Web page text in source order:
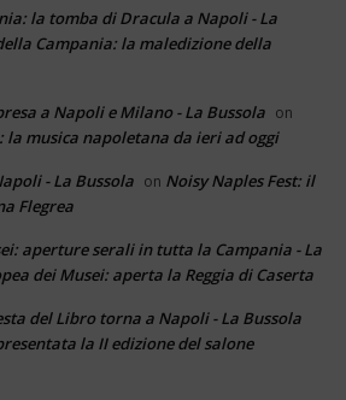
la tomba di Dracula a Napoli - La
Campania: la maledizione della
a Napoli e Milano - La Bussola on
la musica napoletana da ieri ad oggi
- La Bussola on Noisy Naples Fest: il
Flegrea
aperture serali in tutta la Campania - La
dei Musei: aperta la Reggia di Caserta
del Libro torna a Napoli - La Bussola
la II edizione del salone